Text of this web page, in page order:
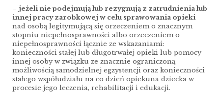
– jeżeli nie podejmują lub rezygnują z zatrudnienia lub
innej pracy zarobkowej w celu sprawowania opieki
nad osobą legitymującą się orzeczeniem o znacznym
stopniu niepełnosprawności albo orzeczeniem o
niepełnosprawności łącznie ze wskazaniami:
konieczności stałej lub długotrwałej opieki lub pomocy
innej osoby w związku ze znacznie ograniczoną
możliwością samodzielnej egzystencji oraz konieczności
stałego współudziału na co dzień opiekuna dziecka w
procesie jego leczenia, rehabilitacji i edukacji.